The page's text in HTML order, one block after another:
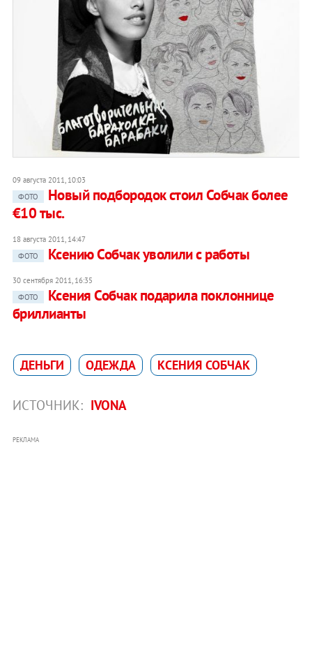
09 августа 2011, 10:03
ФОТО
Новый подбородок стоил Собчак более
€10 тыс.
18 августа 2011, 14:47
ФОТО
Ксению Собчак уволили с работы
30 сентября 2011, 16:35
ФОТО
Ксения Собчак подарила поклоннице
бриллианты
ДЕНЬГИ ОДЕЖДА КСЕНИЯ СОБЧАК
ИСТОЧНИК: IVONA
РЕКЛАМА